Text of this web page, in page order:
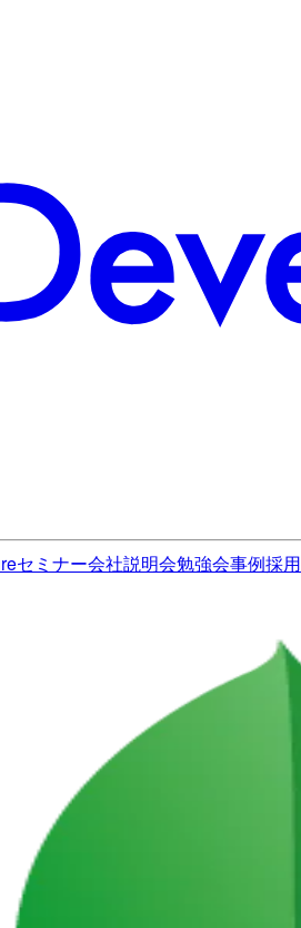
セミナー会社説明会勉強会事例採用